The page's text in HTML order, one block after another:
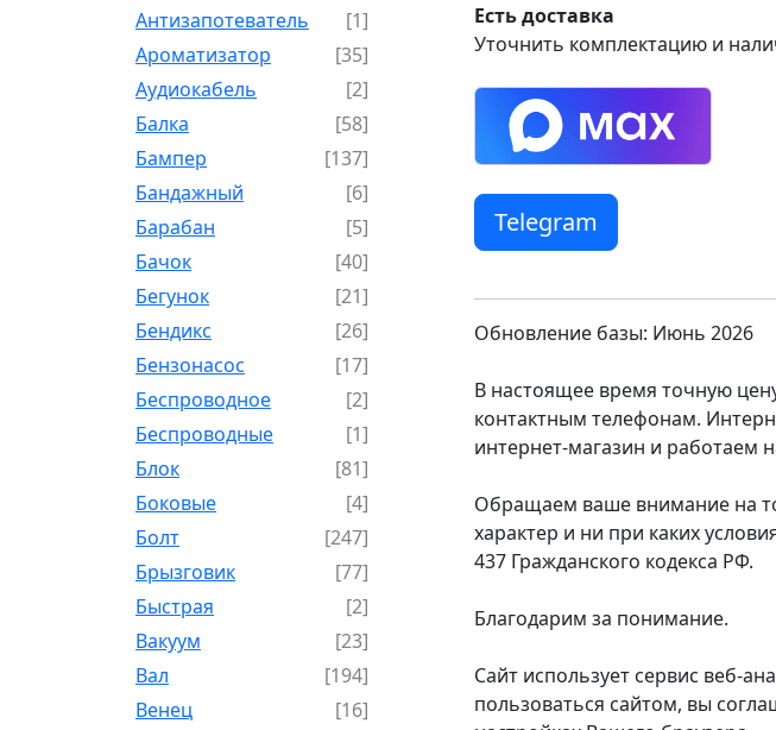
Антизапотеватель
[1]
Ароматизатор
[35]
Аудиокабель
[2]
Балка
[58]
Бампер
[137]
Бандажный
[6]
Барабан
[5]
Бачок
[40]
Бегунок
[21]
Бендикс
[26]
Бензонасос
[17]
Беспроводное
[2]
Беспроводные
[1]
Блок
[81]
Боковые
[4]
Болт
[247]
Брызговик
[77]
Быстрая
[2]
Вакуум
[23]
Вал
[194]
Венец
[16]
Есть доставка
Уточнить комплектацию и
Telegram
Обновление базы: Июнь 2026
В настоящее время точную
контактным телефонам.
интернет-магазин и работаем
Обращаем ваше внимание на
характер и ни при каких
437 Гражданского кодекса РФ.
Благодарим за понимание.
Сайт использует сервис веб-
пользоваться сайтом, вы